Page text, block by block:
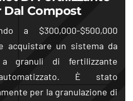
Dal Compost
a $300,000-$500,000
acquistare un sistema da
granuli di fertilizzante
È stato
per la granulazione di